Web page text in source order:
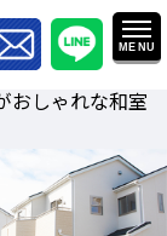
おしゃれな和室